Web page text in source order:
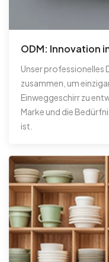
ODM: Innovation
Unser professionelles
zusammen, um
Einweggeschirr zu
Marke und die
ist.